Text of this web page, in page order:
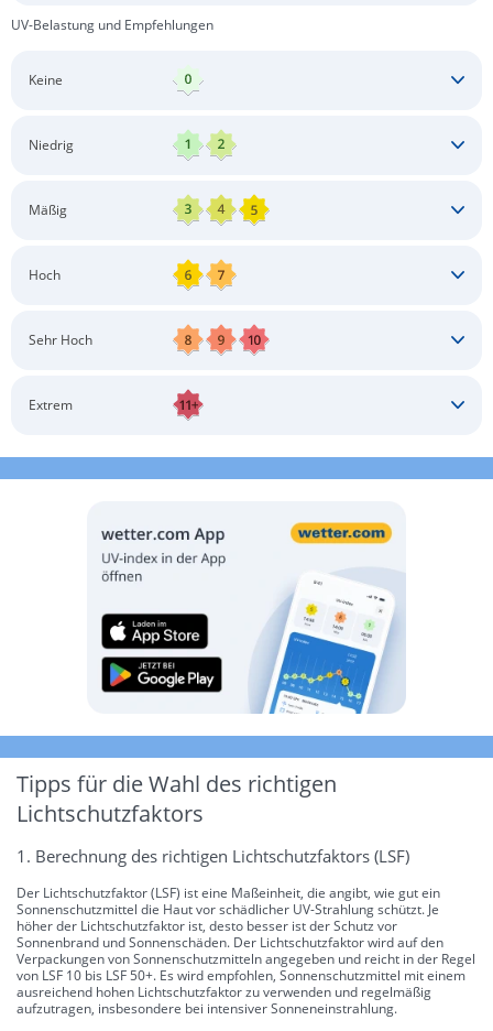
UV-Belastung und Empfehlungen
Keine
Niedrig
Mäßig
Langärmlige Bekleidung
Hoch
Langärmlige Bekleidung
Sonnenbrille
Sehr Hoch
Langärmlige Bekleidung
Extrem
Tipps für die Wahl des richtigen
Lichtschutzfaktors
1. Berechnung des richtigen Lichtschutzfaktors (LSF)
Der Lichtschutzfaktor (LSF) ist eine Maßeinheit, die angibt, wie gut ein
Sonnenschutzmittel die Haut vor schädlicher UV-Strahlung schützt. Je
höher der Lichtschutzfaktor ist, desto besser ist der Schutz vor
Sonnenbrand und Sonnenschäden. Der Lichtschutzfaktor wird auf den
Verpackungen von Sonnenschutzmitteln angegeben und reicht in der Regel
von LSF 10 bis LSF 50+. Es wird empfohlen, Sonnenschutzmittel mit einem
ausreichend hohen Lichtschutzfaktor zu verwenden und regelmäßig
aufzutragen, insbesondere bei intensiver Sonneneinstrahlung.